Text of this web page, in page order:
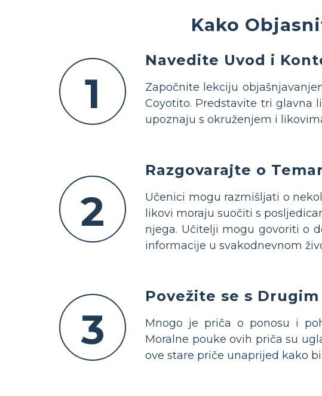
Kako
1
Navedite Uvod i
Započnite lekciju
Coyotito. Predstavite tri glavna
upoznaju s okruženjem i
2
Razgovarajte o
Učenici mogu razmišljati o
likovi moraju suočiti s
njega. Učitelji mogu govoriti o
informacije u svakodnevnom
3
Povežite se s
Mnogo je priča o ponosu i
Moralne pouke ovih priča su
ove stare priče unaprijed kako